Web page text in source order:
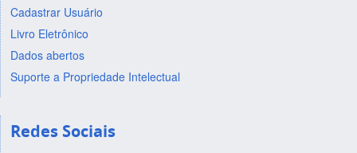
Cadastrar Usuário
Livro Eletrônico
Dados abertos
Suporte a Propriedade Intelectual
Redes Sociais